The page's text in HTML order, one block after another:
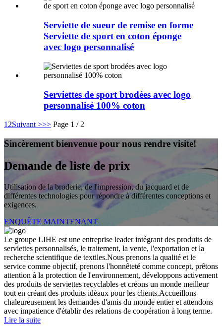
Serviette de sueur de remise en forme
Serviette de sport en coton éponge
avec logo personnalisé
Serviettes de sport brodées avec logo
personnalisé 100% coton
1 2Suivant >>> Page 1 / 2
Sincèrement bienvenue pour nous rendre visite!
Demande de liste de prix
Utilisation de la broderie, de l'impression, du jacquard et de
différentes technologies pour répondre à différentes conceptions et
exigences.
ENQUÊTE MAINTENANT
Le groupe LIHE est une entreprise leader intégrant des produits de
serviettes personnalisés, le traitement, la vente, l'exportation et la
recherche scientifique de textiles.Nous prenons la qualité et le
service comme objectif, prenons l'honnêteté comme concept, prêtons
attention à la protection de l'environnement, développons activement
des produits de serviettes recyclables et créons un monde meilleur
tout en créant des produits idéaux pour les clients.Accueillons
chaleureusement les demandes d'amis du monde entier et attendons
avec impatience d'établir des relations de coopération à long terme.
Lire la suite